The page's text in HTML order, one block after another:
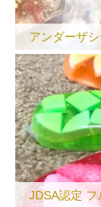
アンダーザ
JDSA認定